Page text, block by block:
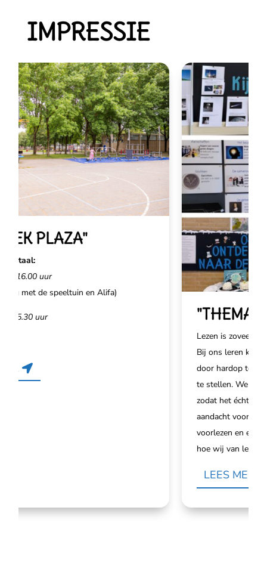
IMPRESSIE
PLAZA"
uur
de speeltuin en Alifa)
uur
Lezen is zoveel meer
Bij ons leren kinderen
door hardop te
te stellen. We
zodat het écht gaat
aandacht voor
voorlezen en extra
hoe wij van lezen een
LEES MEER